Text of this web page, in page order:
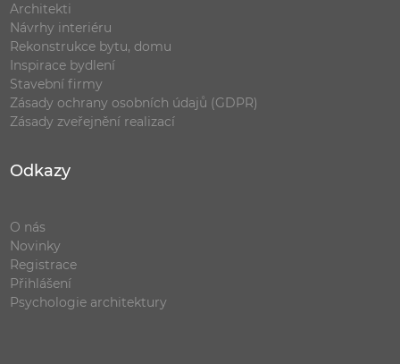
Architekti
Návrhy interiéru
Rekonstrukce bytu, domu
Inspirace bydlení
Stavební firmy
Zásady ochrany osobních údajů (GDPR)
Zásady zveřejnění realizací
Odkazy
O nás
Novinky
Registrace
Přihlášení
Psychologie architektury